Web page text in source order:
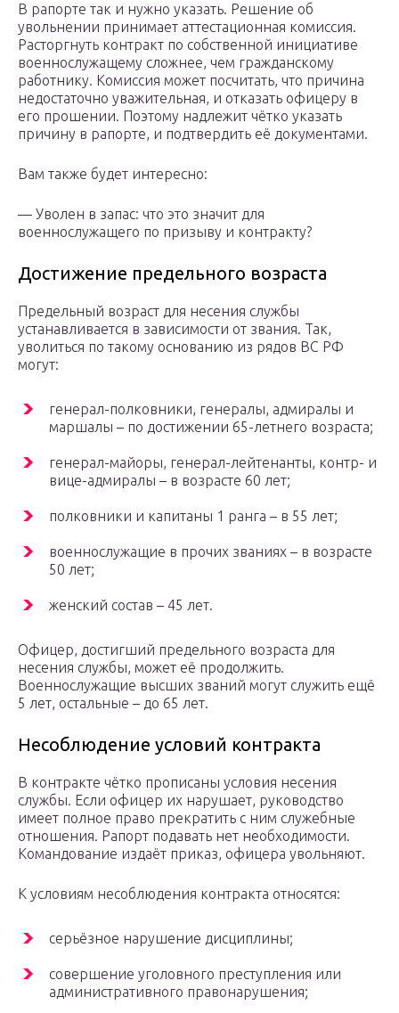
В рапорте так и нужно указать. Решение об
увольнении принимает аттестационная комиссия.
Расторгнуть контракт по собственной инициативе
военнослужащему сложнее, чем гражданскому
работнику. Комиссия может посчитать, что причина
недостаточно уважительная, и отказать офицеру в
его прошении. Поэтому надлежит чётко указать
причину в рапорте, и подтвердить её документами.
Вам также будет интересно:
— Уволен в запас: что это значит для
военнослужащего по призыву и контракту?
Достижение предельного возраста
Предельный возраст для несения службы
устанавливается в зависимости от звания. Так,
уволиться по такому основанию из рядов ВС РФ
могут:
генерал-полковники, генералы, адмиралы и
маршалы – по достижении 65-летнего возраста;
генерал-майоры, генерал-лейтенанты, контр- и
вице-адмиралы – в возрасте 60 лет;
полковники и капитаны 1 ранга – в 55 лет;
военнослужащие в прочих званиях – в возрасте
50 лет;
женский состав – 45 лет.
Офицер, достигший предельного возраста для
несения службы, может её продолжить.
Военнослужащие высших званий могут служить ещё
5 лет, остальные – до 65 лет.
Несоблюдение условий контракта
В контракте чётко прописаны условия несения
службы. Если офицер их нарушает, руководство
имеет полное право прекратить с ним служебные
отношения. Рапорт подавать нет необходимости.
Командование издаёт приказ, офицера увольняют.
К условиям несоблюдения контракта относятся:
серьёзное нарушение дисциплины;
совершение уголовного преступления или
административного правонарушения;